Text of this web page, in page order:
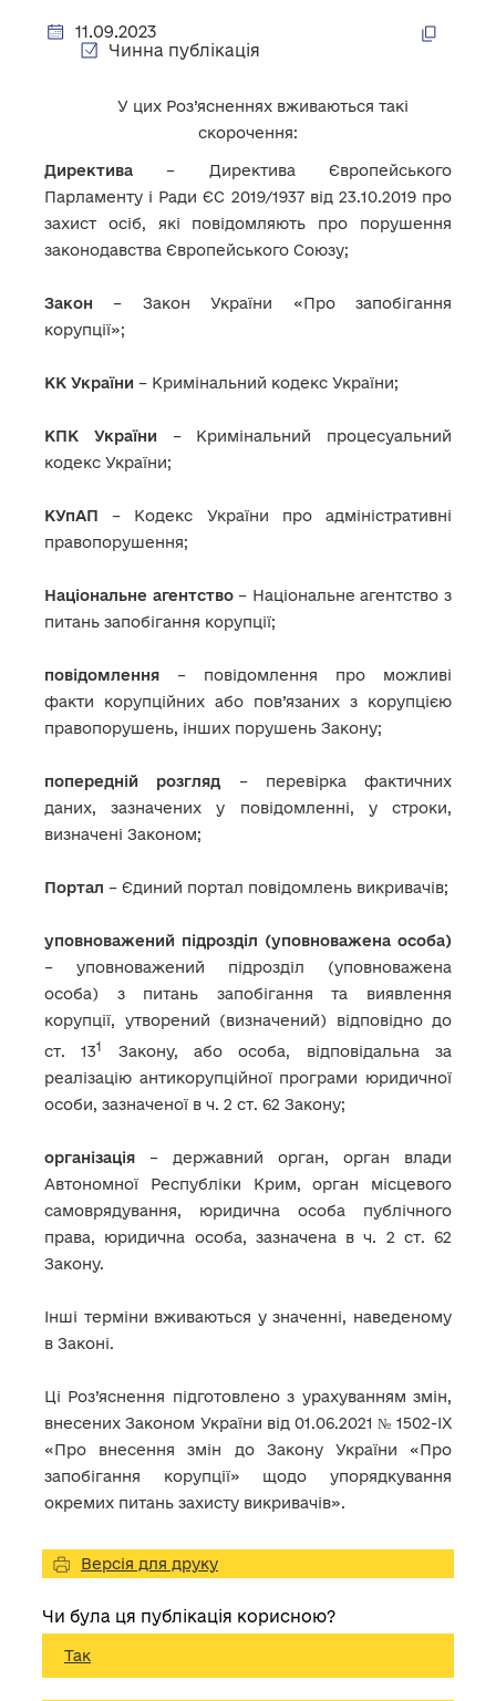
11.09.2023
Чинна публікація
У цих Роз’ясненнях вживаються такі
скорочення:
Директива – Директива Європейського
Парламенту і Ради ЄС 2019/1937 від 23.10.2019 про
захист осіб, які повідомляють про порушення
законодавства Європейського Союзу;
Закон – Закон України «Про запобігання
корупції»;
КК України – Кримінальний кодекс України;
КПК України – Кримінальний процесуальний
кодекс України;
КУпАП – Кодекс України про адміністративні
правопорушення;
Національне агентство– Національне агентство з
питань запобігання корупції;
повідомлення – повідомлення про можливі
факти корупційних або пов’язаних з корупцією
правопорушень, інших порушень Закону;
попередній розгляд – перевірка фактичних
даних, зазначених у повідомленні, у строки,
визначені Законом;
Портал – Єдиний портал повідомлень викривачів;
уповноважений підрозділ (уповноважена особа)
– уповноважений підрозділ (уповноважена
особа) з питань запобігання та виявлення
корупції, утворений (визначений) відповідно до
ст. 131
Закону, або особа, відповідальна за
реалізацію антикорупційної програми юридичної
особи, зазначеної в ч. 2 ст. 62 Закону;
організація – державний орган, орган влади
Автономної Республіки Крим, орган місцевого
самоврядування, юридична особа публічного
права, юридична особа, зазначена в ч. 2 ст. 62
Закону.
Інші терміни вживаються у значенні, наведеному
в Законі.
Ці Роз’яснення підготовлено з урахуванням змін,
внесених Законом України від 01.06.2021 № 1502-IX
«Про внесення змін до Закону України «Про
запобігання корупції» щодо упорядкування
окремих питань захисту викривачів».
Версія для друку
Чи була ця публікація корисною?
Так